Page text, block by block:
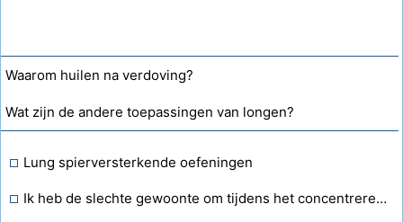
Waarom huilen na verdoving?
Wat zijn de andere toepassingen van longen?
Lung spierversterkende oefeningen
Ik heb de slechte gewoonte om tijdens het concentreren mijn adem in te houden en word dan erg duizelig en misselijk. Hoe kan ik hiermee stoppen?